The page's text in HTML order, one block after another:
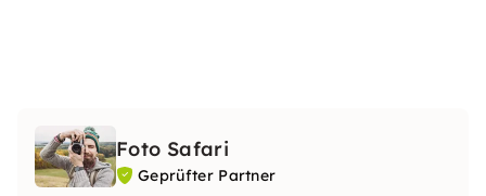
Foto Safari
Geprüfter Partner